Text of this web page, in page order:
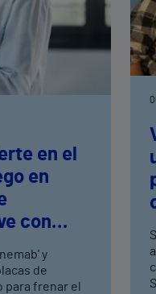
en el
en
con
y
de
frenar el